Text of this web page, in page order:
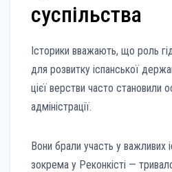
суспільства
Історики вважають, що роль
для розвитку іспанської
цієї верстви часто становили
адміністрації.
Вони брали участь у важливих
зокрема у Реконкісті —